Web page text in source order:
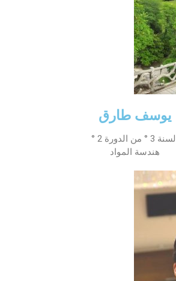
يوسف طارق
3 ° من الدورة 2 °
هندسة المواد